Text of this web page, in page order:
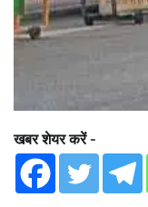
खबर शेयर करें -